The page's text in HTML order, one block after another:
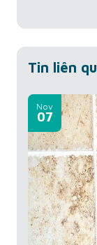
Số lượng
Thứ...
Tin liên
Nov
07